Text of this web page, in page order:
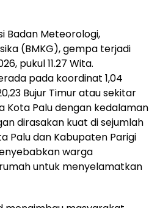
Badan Meteorologi,
(BMKG), gempa terjadi
pukul 11.27 Wita.
pada koordinat 1,04
Bujur Timur atau sekitar
Kota Palu dengan kedalaman
dirasakan kuat di sejumlah
Palu dan Kabupaten Parigi
warga
untuk menyelamatkan